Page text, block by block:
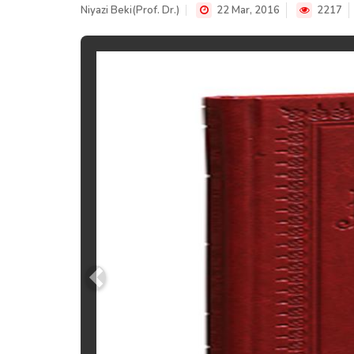
Niyazi Beki(Prof. Dr.) 22 Mar, 2016 2217